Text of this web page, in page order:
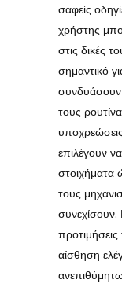
σαφείς
χρήστης
στις δικές
σημαντικό
συνδυάσουν
τους
επιλέγουν
στοιχήματα
τους
συνεχίσουν.
αίσθηση